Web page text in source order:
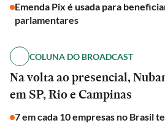
Emenda Pix é usada para
parlamentares
COLUNA DO BROADCAST
Na volta ao presencial,
em SP, Rio e Campinas
7 em cada 10 empresas no Brasil